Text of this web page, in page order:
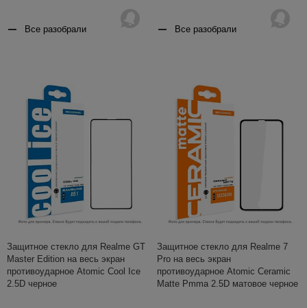
Все разобрали Все разобрали
Защитное стекло для Realme GT
Master Edition на весь экран
противоударное Atomic Cool Ice
2.5D черное
Защитное стекло для Realme 7
Pro на весь экран
противоударное Atomic Ceramic
Matte Pmma 2.5D матовое черное